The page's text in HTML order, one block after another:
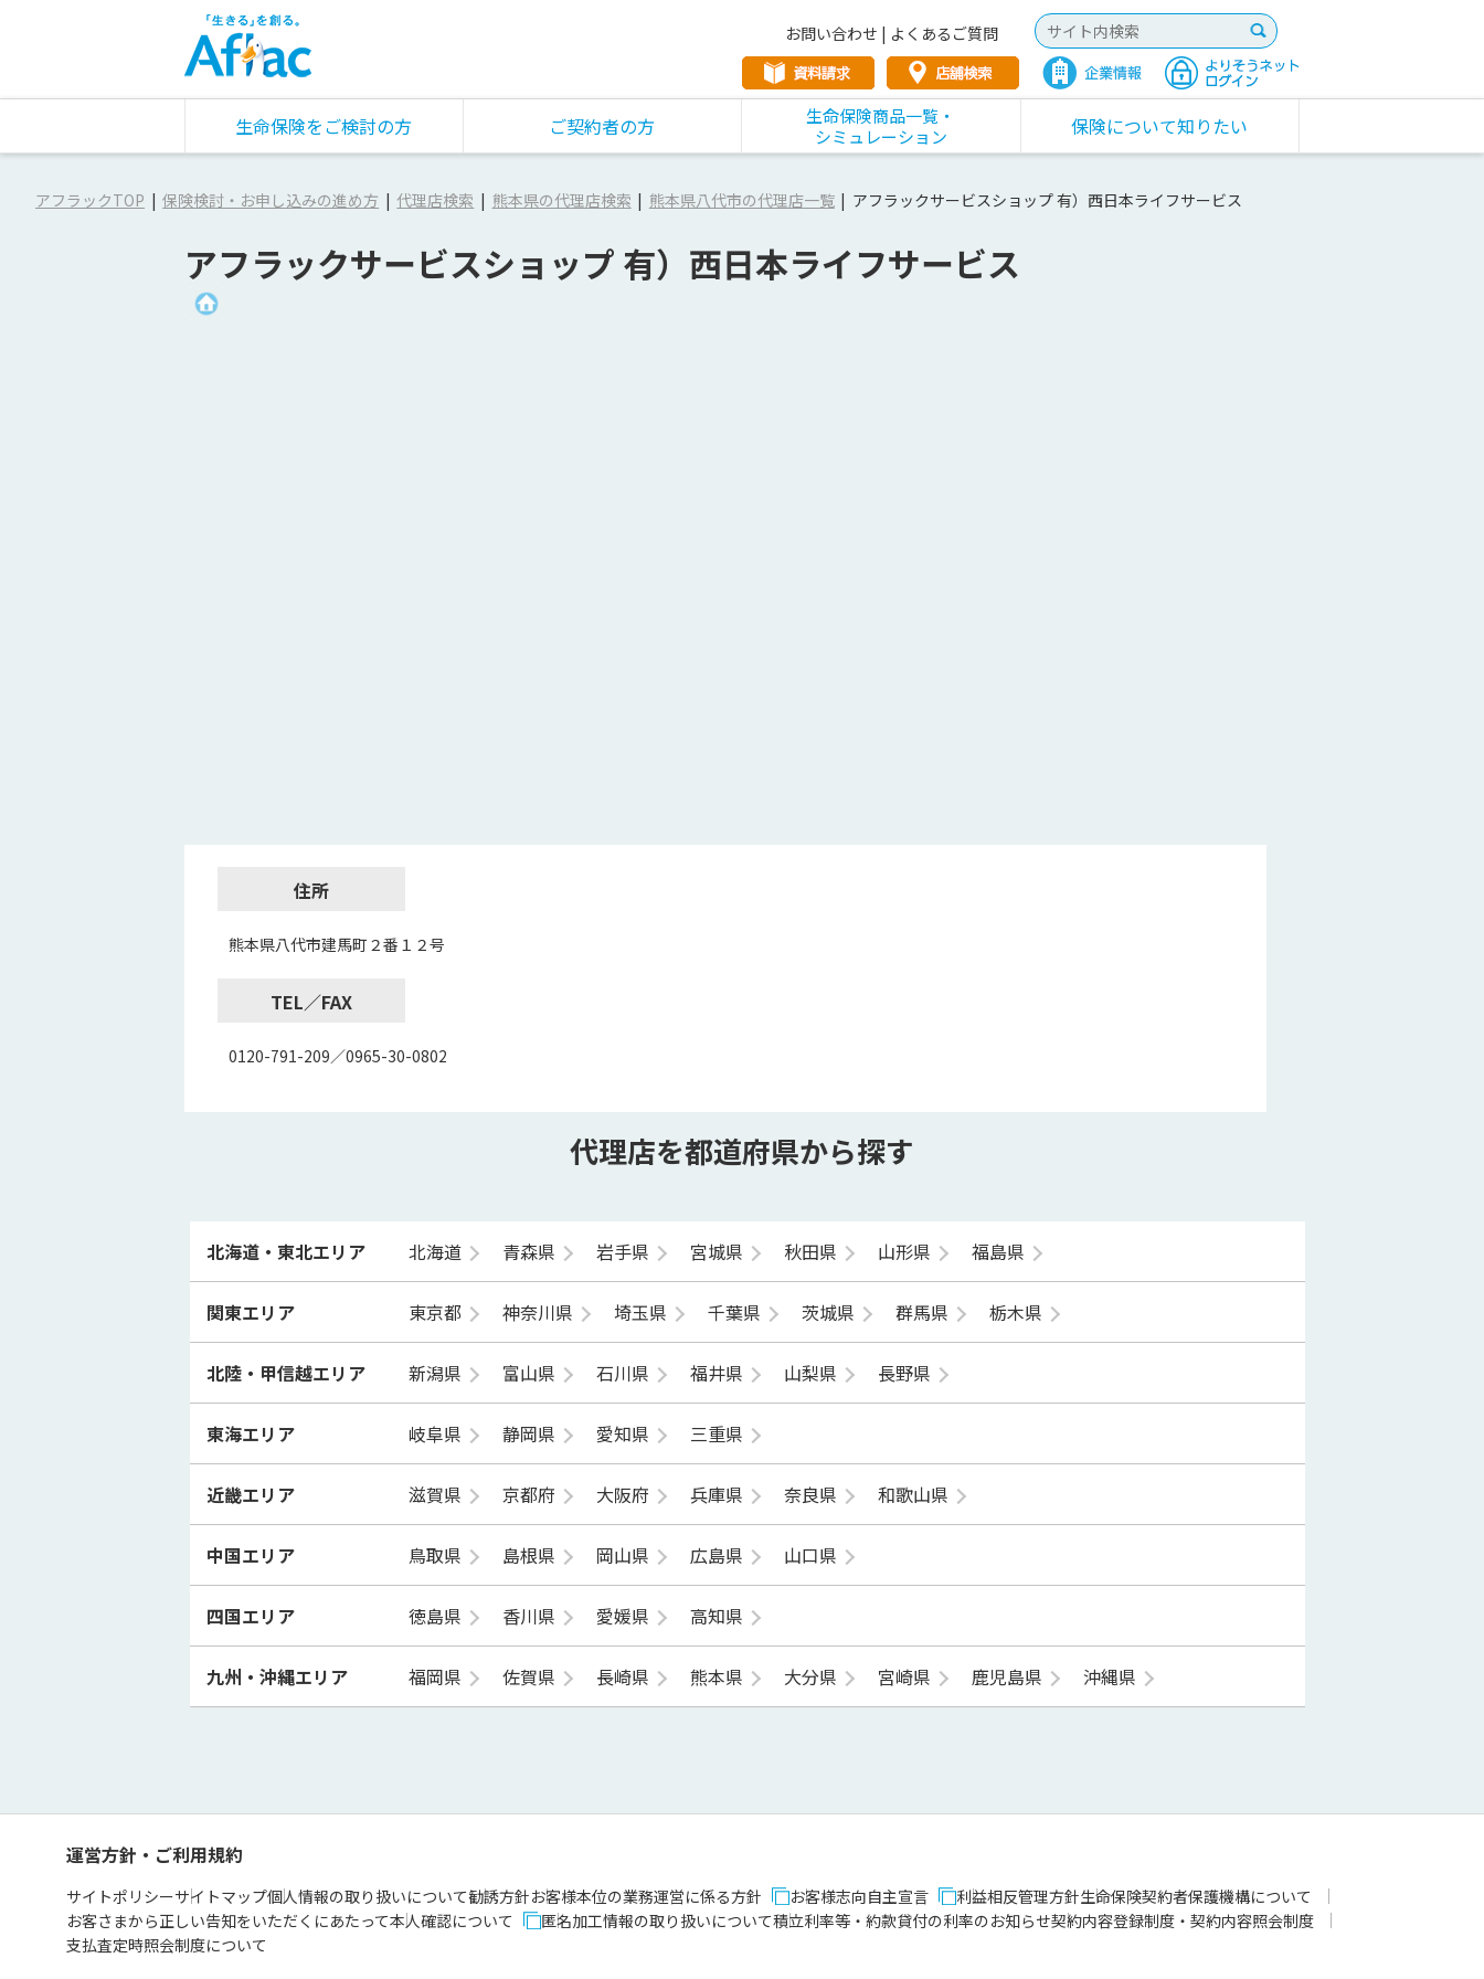
お問い合わせ | よくあるご質問
生命保険をご検討の方 ご契約者の方
生命保険商品一覧・
シミュレーション
保険について知りたい
アフラックTOP 保険検討・お申し込みの進め方 代理店検索 熊本県の代理店検索 熊本県八代市の代理店一覧 アフラックサービスショップ 有）西日本ライフサービス
アフラックサービスショップ 有）西日本ライフサービス
住所
熊本県八代市建馬町２番１２号
TEL／FAX
0120-791-209／0965-30-0802
代理店を都道府県から探す
北海道・東北エリア 北海道 青森県 岩手県 宮城県 秋田県 山形県 福島県
関東エリア 東京都 神奈川県 埼玉県 千葉県 茨城県 群馬県 栃木県
北陸・甲信越エリア 新潟県 富山県 石川県 福井県 山梨県 長野県
東海エリア 岐阜県 静岡県 愛知県 三重県
近畿エリア 滋賀県 京都府 大阪府 兵庫県 奈良県 和歌山県
中国エリア 鳥取県 島根県 岡山県 広島県 山口県
四国エリア 徳島県 香川県 愛媛県 高知県
九州・沖縄エリア 福岡県 佐賀県 長崎県 熊本県 大分県 宮崎県 鹿児島県 沖縄県
運営方針・ご利用規約
サイトポリシーサイトマップ個人情報の取り扱いについて勧誘方針お客様本位の業務運営に係る方針 お客様志向自主宣言 利益相反管理方針生命保険契約者保護機構について
お客さまから正しい告知をいただくにあたって本人確認について 匿名加工情報の取り扱いについて積立利率等・約款貸付の利率のお知らせ契約内容登録制度・契約内容照会制度
支払査定時照会制度について